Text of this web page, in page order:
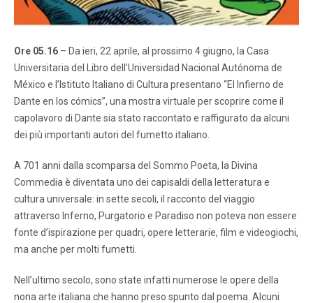
Ore 05.16 – Da ieri, 22 aprile, al prossimo 4 giugno, la Casa
Universitaria del Libro dell’Universidad Nacional Autónoma de
México e l’Istituto Italiano di Cultura presentano “El Infierno de
Dante en los cómics”, una mostra virtuale per scoprire come il
capolavoro di Dante sia stato raccontato e raffigurato da alcuni
dei più importanti autori del fumetto italiano.
A 701 anni dalla scomparsa del Sommo Poeta, la Divina
Commedia è diventata uno dei capisaldi della letteratura e
cultura universale: in sette secoli, il racconto del viaggio
attraverso Inferno, Purgatorio e Paradiso non poteva non essere
fonte d’ispirazione per quadri, opere letterarie, film e videogiochi,
ma anche per molti fumetti.
Nell’ultimo secolo, sono state infatti numerose le opere della
nona arte italiana che hanno preso spunto dal poema. Alcuni